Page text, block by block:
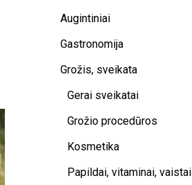
Augintiniai
Gastronomija
Grožis, sveikata
Gerai sveikatai
Grožio procedūros
Kosmetika
Papildai, vitaminai, vaistai